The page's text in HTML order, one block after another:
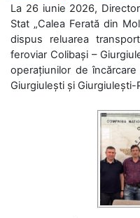
La 26 iunie 2026,
Stat „Calea Ferată din
dispus reluarea
feroviar Colibași –
operațiunilor de
Giurgiulești și Giurgiulești-